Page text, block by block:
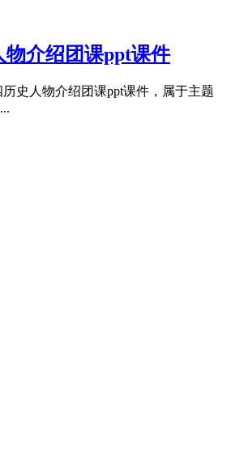
介绍团课ppt课件
史人物介绍团课ppt课件，属于主题